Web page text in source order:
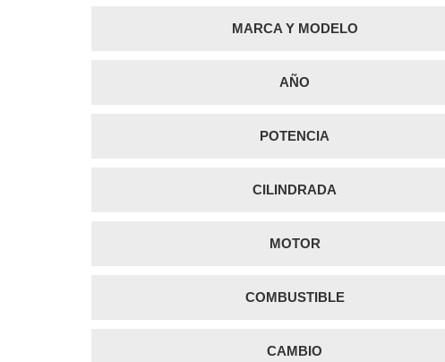
MARCA Y MODELO
AÑO
POTENCIA
CILINDRADA
MOTOR
COMBUSTIBLE
CAMBIO